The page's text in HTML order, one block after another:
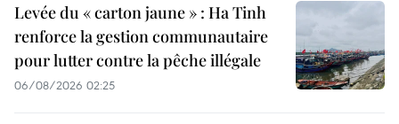
Levée du « carton jaune » : Ha Tinh
renforce la gestion communautaire
pour lutter contre la pêche illégale
06/08/2026 02:25